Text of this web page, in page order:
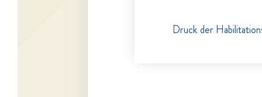
Druck der